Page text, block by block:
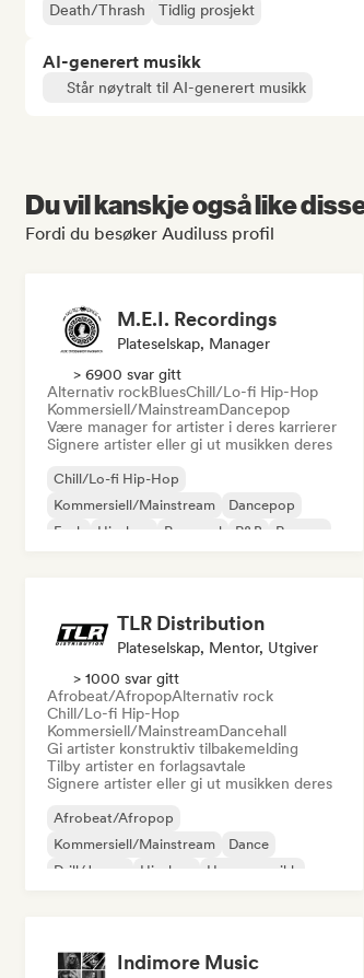
Death/Thrash Tidlig prosjekt
AI-generert musikk
Står nøytralt til AI-generert musikk
Du vil kanskje også like
Fordi du besøker Audiluss profil
M.E.I. Recordings
Plateselskap, Manager
> 6900 svar gitt
Alternativ rockBluesChill/Lo-fi Hip-Hop
Kommersiell/MainstreamDancepop
Være manager for artister i deres karrierer
Signere artister eller gi ut musikken deres
Chill/Lo-fi Hip-Hop
Kommersiell/Mainstream
Dancepop
Funk
Hip-hop Pop-soul R&B Reggae
TLR Distribution
Plateselskap, Mentor, Utgiver
> 1000 svar gitt
Afrobeat/AfropopAlternativ rock
Chill/Lo-fi Hip-Hop
Kommersiell/MainstreamDancehall
Gi artister konstruktiv tilbakemelding
Tilby artister en forlagsavtale
Signere artister eller gi ut musikken deres
Afrobeat/Afropop
Kommersiell/Mainstream
Dance
Drill/Jersey
Hip-hop
House-musikk
Indimore Music